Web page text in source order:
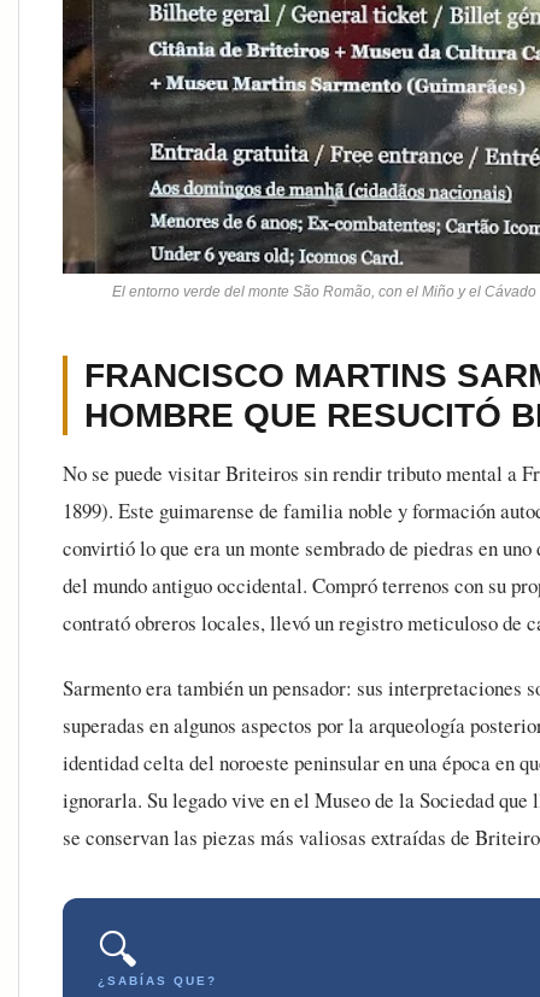
El entorno verde del monte São Romão, con el Miño y el
FRANCISCO MARTINS
HOMBRE QUE RESUCITÓ
No se puede visitar Briteiros sin rendir tributo mental a
1899). Este guimarense de familia noble y formación
convirtió lo que era un monte sembrado de piedras en
del mundo antiguo occidental. Compró terrenos con su
contrató obreros locales, llevó un registro meticuloso de
Sarmento era también un pensador: sus interpretaciones
superadas en algunos aspectos por la arqueología
identidad celta del noroeste peninsular en una época en
ignorarla. Su legado vive en el Museo de la Sociedad que
se conservan las piezas más valiosas extraídas de
🔍
¿SABÍAS QUE?